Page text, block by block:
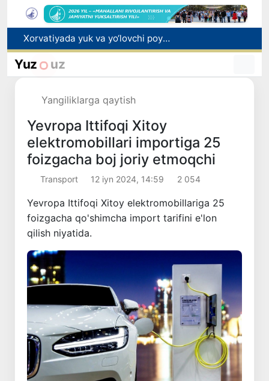
Bozor xizmatlarining 40 foizdan ortig‘i poytaxt hissasiga to‘g‘ri kelmoqda
“Men tanigan O‘zbekiston!”
Yuz uz
Yangiliklarga qaytish
Yevropa Ittifoqi Xitoy
elektromobillari importiga 25
foizgacha boj joriy etmoqchi
Transport 12 iyn 2024, 14:59 2 054
Yevropa Ittifoqi Xitoy elektromobillariga 25
foizgacha qo'shimcha import tarifini e'lon
qilish niyatida.